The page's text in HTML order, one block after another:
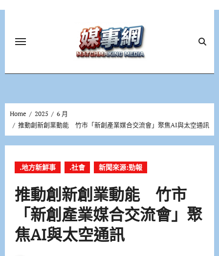
Home 2025
6 月
推動創新創業動能 竹市「新創產業媒合交流會」聚焦AI與太空通訊
.地方新鮮事 .社會 新聞來源:勁報
推動創新創業動能 竹市
「新創產業媒合交流會」聚
焦AI與太空通訊